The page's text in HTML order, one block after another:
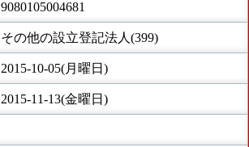
9080105004681
その他の設立登記法人(399)
2015-10-05(月曜日)
2015-11-13(金曜日)